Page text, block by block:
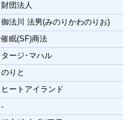
財団法人
御法川 法男(みのりかわのりお)
催眠(SF)商法
タージ･マハル
のりと
ヒートアイランド
-